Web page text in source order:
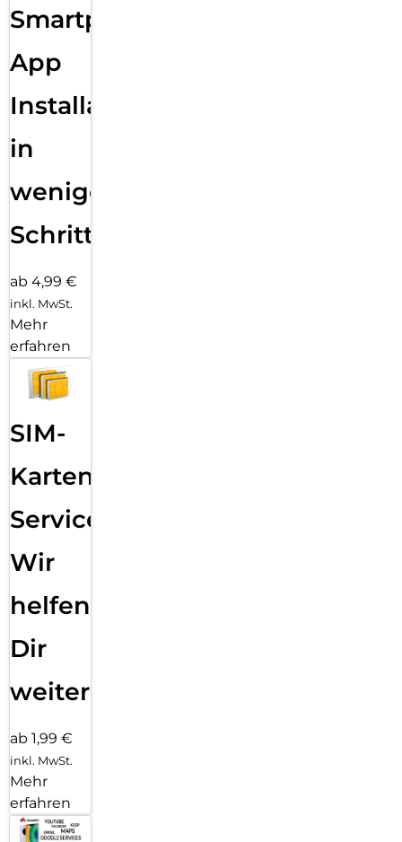
Smartphone
App
Installation
in
wenigen
Schritten
ab 4,99 €
inkl. MwSt.
Mehr
erfahren
SIM-
Karten
Service:
Wir
helfen
Dir
weiter
ab 1,99 €
inkl. MwSt.
Mehr
erfahren